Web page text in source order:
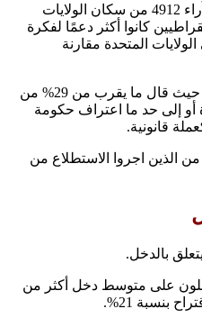
وجدت YouGov ، التي استطلعت آراء 4912 من سكان الولايات
كانوا أكثر دعمًا لفكرة
المتحدة مقارنة
لكن الفرق لم يكن بهذه الضخامة، حيث قال ما يقرب من 29% من
أو إلى حد ما اعتراف حكومة
بنسبة 26% فقط من الذين اجروا الاستطلاع من
بالدخل.
على متوسط دخل أكثر من